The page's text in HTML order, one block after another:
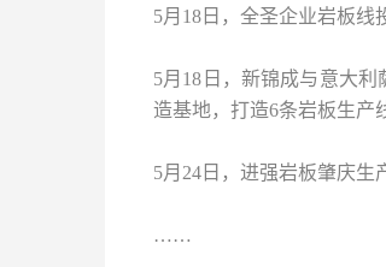
5月18日，全圣企业岩板线
5月18日，新锦成与意大
造基地，打造6条岩板生产
5月24日，进强岩板肇庆生
……